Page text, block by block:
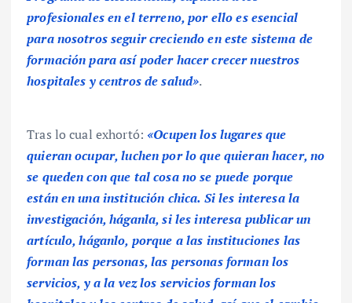
profesionales en el terreno, por ello es esencial
para nosotros seguir creciendo en este sistema de
formación para así poder hacer crecer nuestros
hospitales y centros de salud».
Tras lo cual exhortó:«Ocupen los lugares que
quieran ocupar, luchen por lo que quieran hacer, no
se queden con que tal cosa no se puede porque
están en una institución chica. Si les interesa la
investigación, háganla, si les interesa publicar un
artículo, háganlo, porque a las instituciones las
forman las personas, las personas forman los
servicios, y a la vez los servicios forman los